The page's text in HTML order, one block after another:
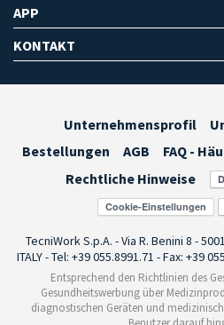
APP
KONTAKT
Unternehmensprofil
Bestellungen
AGB FAQ -
Rechtliche Hinweise
Cookie-Einstellungen
TecniWork S.p.A. - Via R. Benini 8 -
ITALY - Tel: +39 055.8991.71 - Fax: +39
Entsprechend den Richtlinien des
Gesundheitswerbung über
diagnostischen Geräten und